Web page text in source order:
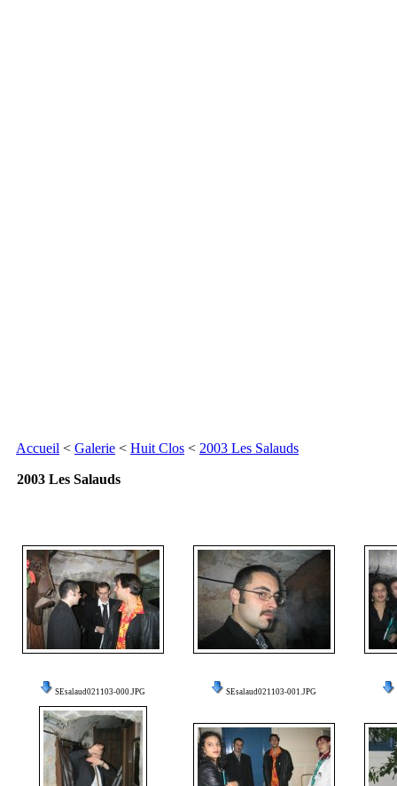
Accueil < Galerie < Huit Clos < 2003 Les Salauds
2003 Les Salauds
SEsalaud021103-000.JPG SEsalaud021103-001.JPG